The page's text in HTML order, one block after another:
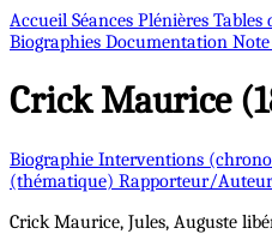
Accueil Séances Plénières Tables
Biographies Documentation
CrickMaurice
Biographie Interventions
(thématique) Rapporteur/Auteur
CrickMaurice, Jules, Auguste